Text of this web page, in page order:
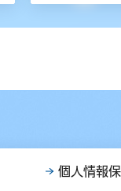
個人情報